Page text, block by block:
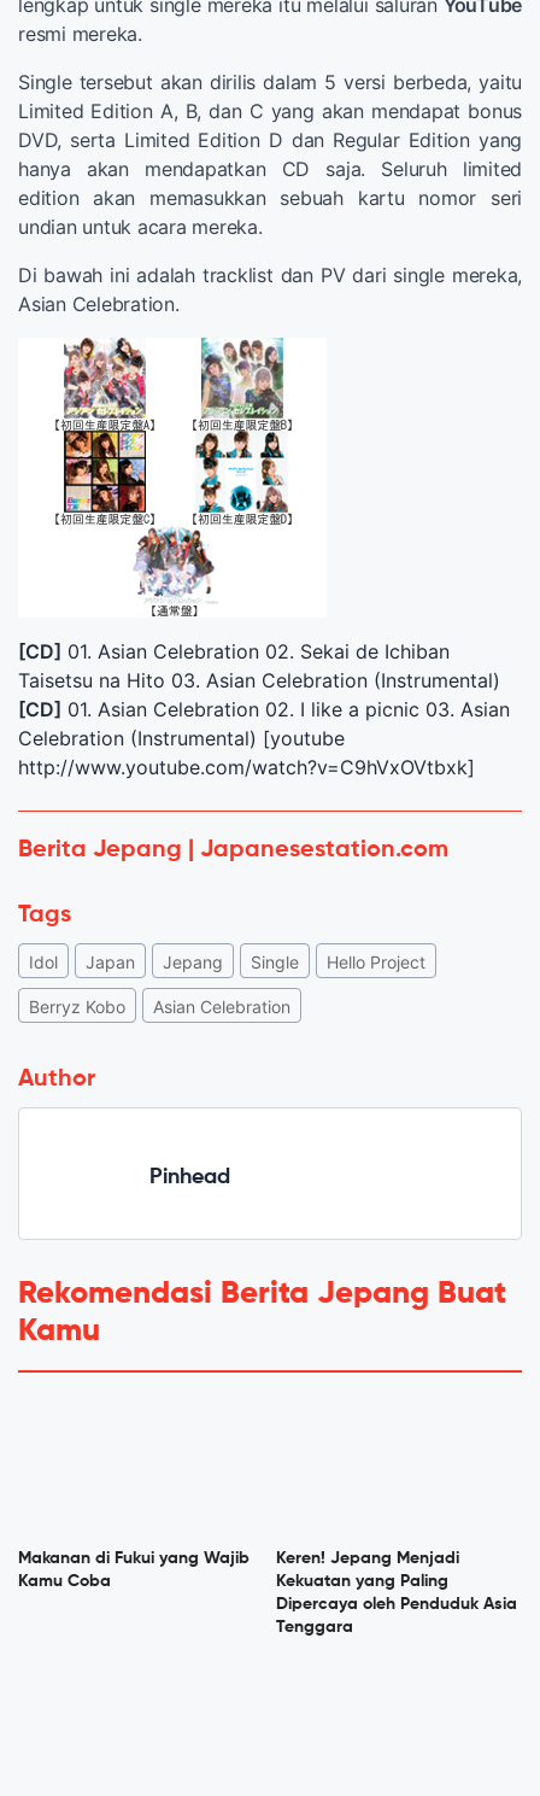
resmi mereka.
Single tersebut akan dirilis dalam 5 versi berbeda, yaitu
Limited Edition A, B, dan C yang akan mendapat bonus
DVD, serta Limited Edition D dan Regular Edition yang
hanya akan mendapatkan CD saja. Seluruh limited
edition akan memasukkan sebuah kartu nomor seri
undian untuk acara mereka.
Di bawah ini adalah tracklist dan PV dari single mereka,
Asian Celebration.
[CD] 01. Asian Celebration 02. Sekai de Ichiban
Taisetsu na Hito 03. Asian Celebration (Instrumental)
[CD] 01. Asian Celebration 02. I like a picnic 03. Asian
Celebration (Instrumental) [youtube
http://www.youtube.com/watch?v=C9hVxOVtbxk]
Berita Jepang | Japanesestation.com
Tags
Idol Japan Jepang Single Hello Project
Berryz Kobo Asian Celebration
Author
Pinhead
Rekomendasi Berita Jepang Buat
Kamu
Makanan di Fukui yang Wajib
Kamu Coba
Keren! Jepang Menjadi
Kekuatan yang Paling
Dipercaya oleh Penduduk Asia
Tenggara